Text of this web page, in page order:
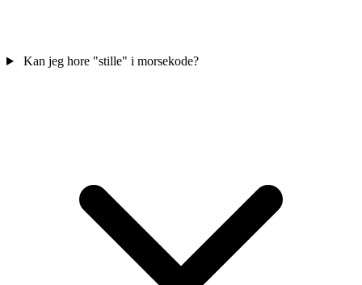
Kan jeg hore "stille" i morsekode?